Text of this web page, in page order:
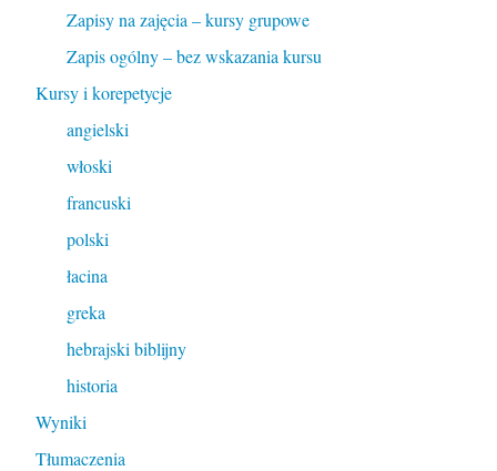
Zapisy na zajęcia – kursy grupowe
Zapis ogólny – bez wskazania kursu
Kursy i korepetycje
angielski
włoski
francuski
polski
łacina
greka
hebrajski biblijny
historia
Wyniki
Tłumaczenia